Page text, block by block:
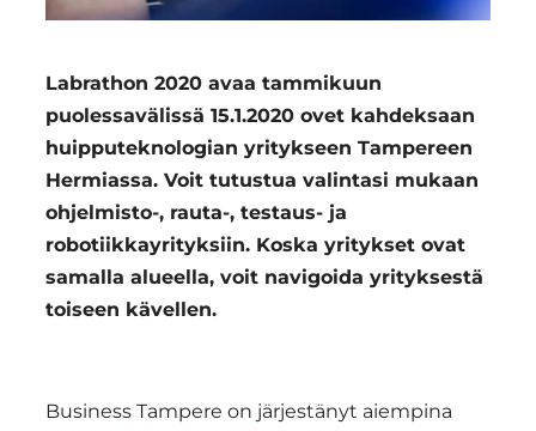
Labrathon 2020 avaa tammikuun
puolessavälissä 15.1.2020 ovet kahdeksaan
huipputeknologian yritykseen Tampereen
Hermiassa. Voit tutustua valintasi mukaan
ohjelmisto-, rauta-, testaus- ja
robotiikkayrityksiin. Koska yritykset ovat
samalla alueella, voit navigoida yrityksestä
toiseen kävellen.
Business Tampere on järjestänyt aiempina